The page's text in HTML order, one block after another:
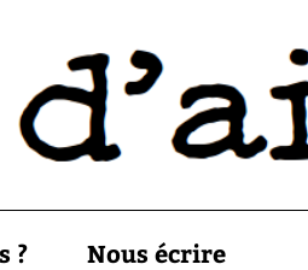
? Nous écrire